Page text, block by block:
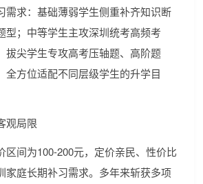
需求：基础薄弱学生侧重补齐知识断
型；中等学生主攻深圳统考高频考
拔尖学生专攻高考压轴题、高阶题
全方位适配不同层级学生的升学目
观局限
区间为100-200元，定价亲民、性价比
家庭长期补习需求。多年来斩获多项